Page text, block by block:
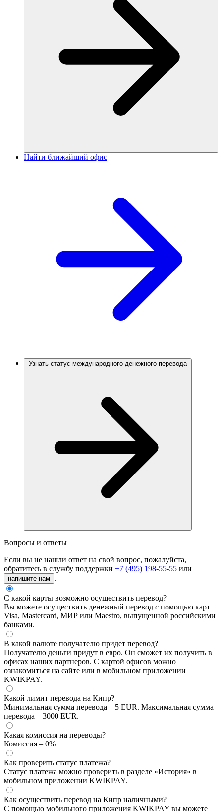
Найти ближайший офис
Узнать статус международного денежного перевода
Вопросы и ответы
Если вы не нашли ответ на свой вопрос, пожалуйста,
обратитесь в службу поддержки +7 (495) 198-55-55 или
напишите нам .
С какой карты возможно осуществить перевод?
Вы можете осуществить денежный перевод с помощью карт
Visa, Mastercard, МИР или Maestro, выпущенной российскими
банками.
В какой валюте получателю придет перевод?
Получателю деньги придут в евро. Он сможет их получить в
офисах наших партнеров. С картой офисов можно
ознакомиться на сайте или в мобильном приложении
KWIKPAY.
Какой лимит перевода на Кипр?
Минимальная сумма перевода – 5 EUR. Максимальная сумма
перевода – 3000 EUR.
Какая комиссия на переводы?
Комиссия – 0%
Как проверить статус платежа?
Статус платежа можно проверить в разделе «История» в
мобильном приложении KWIKPAY.
Как осуществить перевод на Кипр наличными?
С помощью мобильного приложения KWIKPAY вы можете